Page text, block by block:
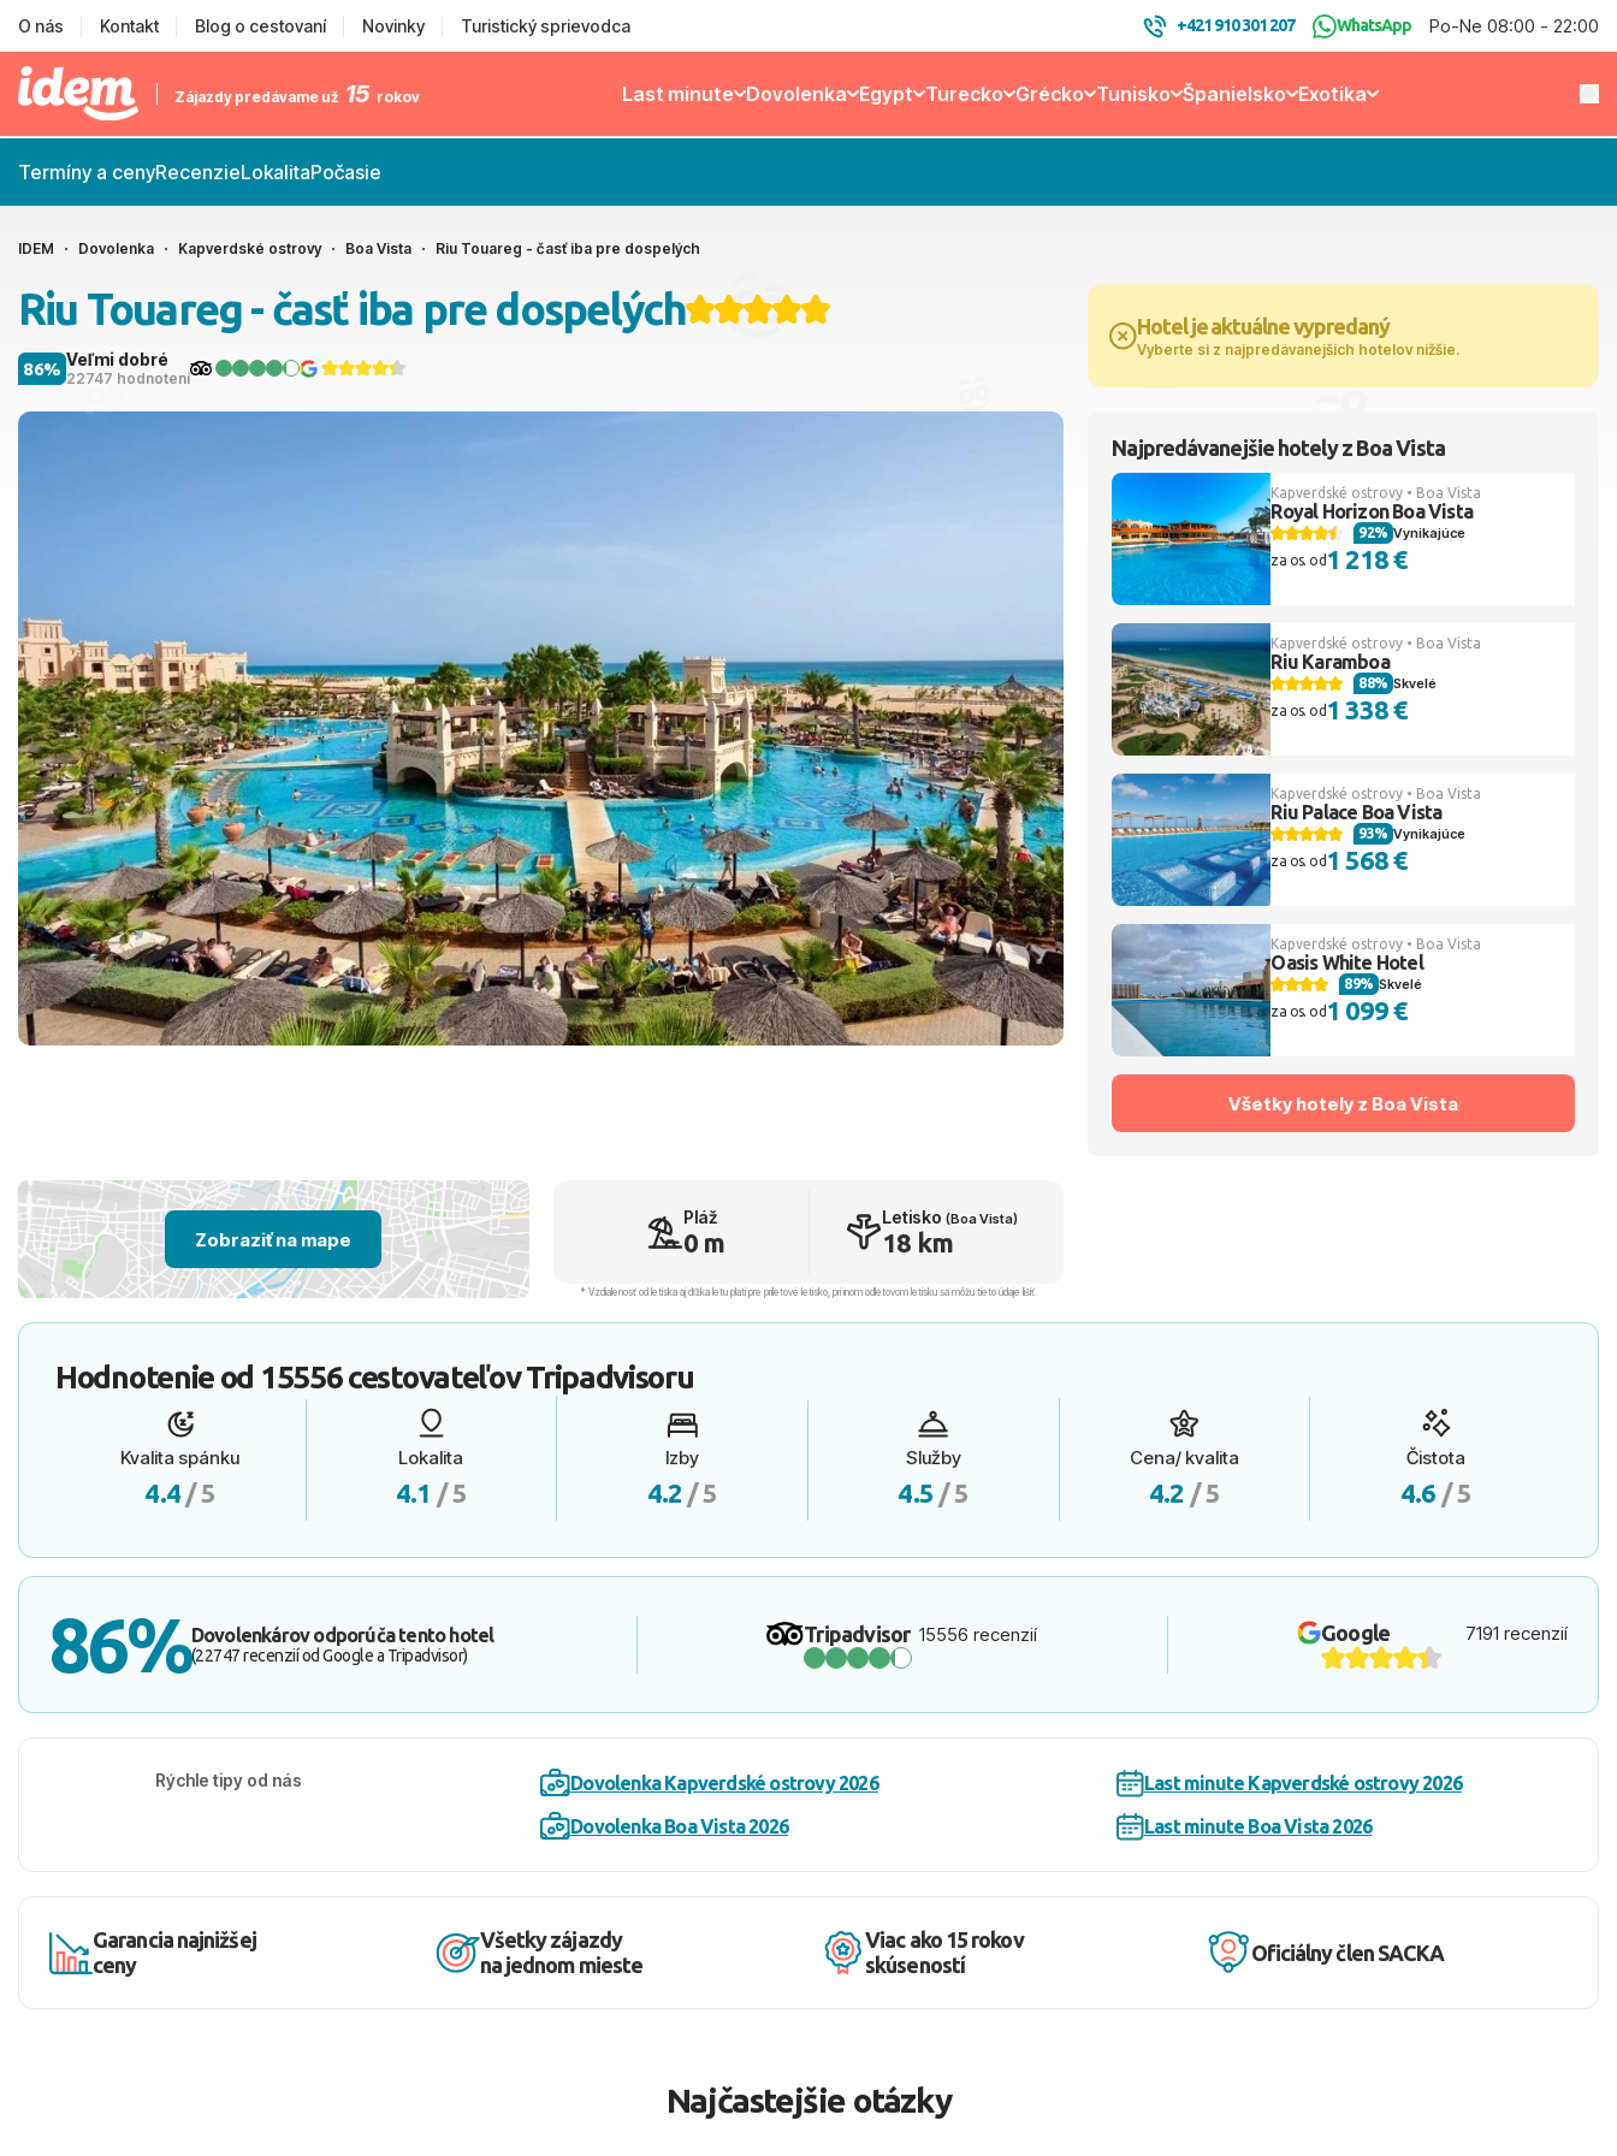
O nás Kontakt Blog o cestovaní Novinky Turistický sprievodca +421 910 301 207 WhatsApp Po-Ne 08:00 - 22:00
Zájazdy predávame už 15 rokov Last minute Dovolenka Egypt Turecko Grécko Tunisko Španielsko Exotika
Termíny a cenyRecenzieLokalitaPočasie
IDEM Dovolenka Kapverdské ostrovy Boa Vista Riu Touareg - časť iba pre dospelých
Riu Touareg - časť iba pre dospelých
Veľmi dobré
22747 hodnotení
86%
Hotel je aktuálne vypredaný
Vyberte si z najpredávanejších hotelov nižšie.
Najpredávanejšie hotely z Boa Vista
Kapverdské ostrovy • Boa Vista
Royal Horizon Boa Vista
Vynikajúce
92%
za os. od1 218 €
Kapverdské ostrovy • Boa Vista
Riu Karamboa
Skvelé
88%
za os. od1 338 €
Kapverdské ostrovy • Boa Vista
Riu Palace Boa Vista
Vynikajúce
93%
za os. od1 568 €
Kapverdské ostrovy • Boa Vista
Oasis White Hotel
Skvelé
89%
za os. od1 099 €
Všetky hotely z Boa Vista
Zobraziť na mape
Pláž
0 m
Letisko(Boa Vista)
18 km
* Vzdialenosť od letiska aj dľžka letu platí pre príletové letisko, pri inom odletovom letisku sa môžu tieto údaje líšiť.
Hodnotenie od 15556 cestovateľovTripadvisoru
Kvalita spánku
4.4 / 5
Lokalita
4.1 / 5
Izby
4.2 / 5
Služby
4.5 / 5
Cena/ kvalita
4.2 / 5
Čistota
4.6 / 5
86%Dovolenkárov odporúča tento hotel
(22747 recenzií od Google a Tripadvisor)
Tripadvisor 15556 recenzií Google 7191 recenzií
Rýchle tipy od nás Dovolenka Kapverdské ostrovy 2026
Last minute Kapverdské ostrovy 2026
Dovolenka Boa Vista 2026
Last minute Boa Vista 2026
Garancia najnižšej
ceny
Všetky zájazdy
na jednom mieste
Viac ako 15 rokov
skúseností
Oficiálny člen SACKA
Najčastejšie otázky